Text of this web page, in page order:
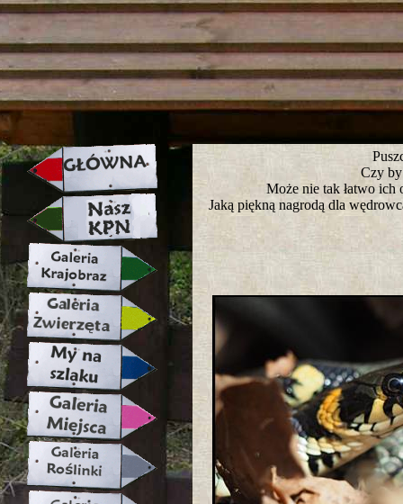
strona w naprawie zapraszamy
Czy by
Może nie tak łatwo ich
Jaką piękną nagrodą dla